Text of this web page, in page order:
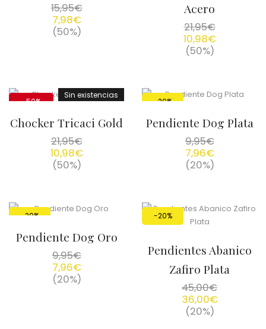
15,95€
7,98€
(50%)
Acero
21,95€
10,98€
(50%)
Sin existencias
-50%
Chocker Tricaci Gold
21,95€
10,98€
(50%)
-20%
Pendiente Dog Plata
9,95€
7,96€
(20%)
-20%
Pendiente Dog Oro
9,95€
7,96€
(20%)
-20%
Pendientes Abanico
Zafiro Plata
45,00€
36,00€
(20%)